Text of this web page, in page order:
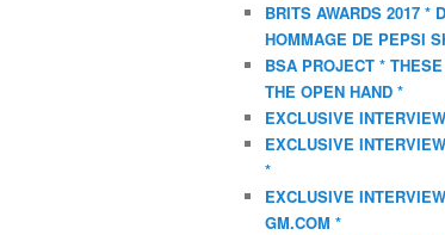
BRITS AWARDS 2017 *
HOMMAGE DE PEPSI
BSA PROJECT *
THE OPEN HAND *
EXCLUSIVE
EXCLUSIVE
*
EXCLUSIVE
GM.COM *